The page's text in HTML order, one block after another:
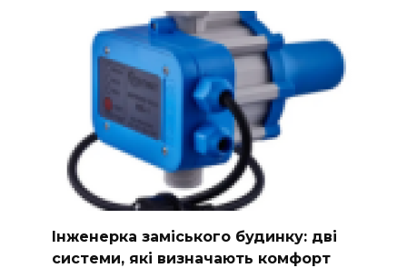
Інженерка заміського будинку: дві
системи, які визначають комфорт